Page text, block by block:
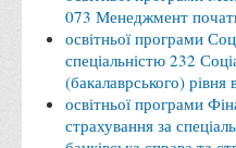
Менеджменту та
Інноваційної економіки
Психології
Права
073 Менеджмент
освітньої програми
спеціальністю 232
(бакалаврського) рівня
освітньої програми
страхування за